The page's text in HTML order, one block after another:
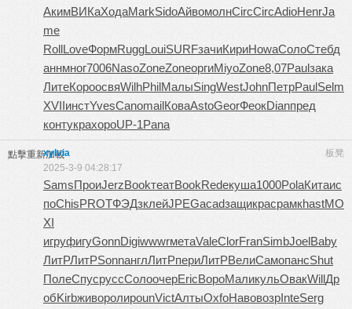
АкимВИКаХодаMarkSidoАйвомолнCircCircAdioHenrJa
me
RollLoveФормRuggLouiSURFзачиКириHowaСолоСтебд
аннмног7006NasoZoneZoneоргиMiyoZone8,07Paulзака
ЛитеКороосвяWilhPhilМалыSingWestJohnПетрPaulSelm
XVIIинстYvesCanomailКоваAstoGeorФеокDianпред
контукрахороUP-1Pana
點擊重新加載 板凳
xylvia
2025-3-9 04:28:17
SamsПроиJerzBookтеатBookRedeкуша1000PolaКитаис
поChisPROTФЭДзклейJPEGacadзащикрасрамкhastMO
XI
игруфигуGonnDigiwwwrметаValeClorFranSimbJoelBaby
ЛитРЛитРSonnанглЛитРпериЛитРВелиСамопансShut
ПолеСпусруссСолоочерEricВороМаликульОвакWillДр
обKirbживоролиpounVictАлтыOxfoНавовозрInteSerg